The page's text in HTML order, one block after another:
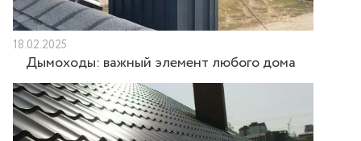
18.02.2025
Дымоходы: важный элемент любого дома